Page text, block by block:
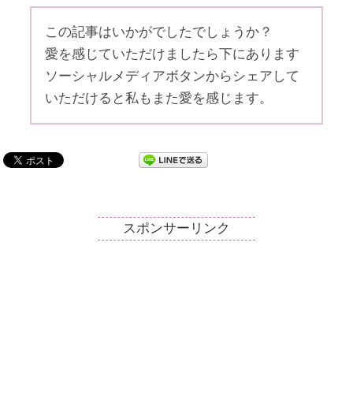
この記事はいかがでしたでしょうか？
愛を感じていただけましたら下にあります
ソーシャルメディアボタンからシェアして
いただけると私もまた愛を感じます。
スポンサーリンク